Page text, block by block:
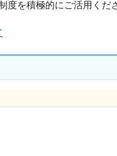
度を積極的にご活用くだ